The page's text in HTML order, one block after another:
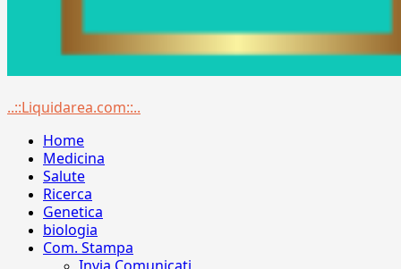
Menu
..::Liquidarea.com::..
Home
Medicina
Salute
Ricerca
Genetica
biologia
Com. Stampa